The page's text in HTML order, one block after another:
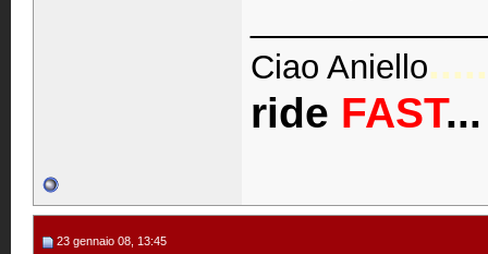
Ciao Aniello
ride FAST
23 gennaio 08, 13:45